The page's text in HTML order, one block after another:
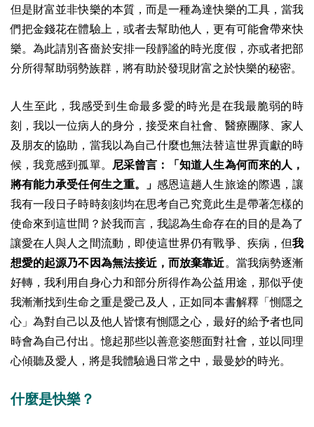
但是財富並非快樂的本質，而是一種為達快樂的工具，當我
們把金錢花在體驗上，或者去幫助他人，更有可能會帶來快
樂。為此請別吝嗇於安排一段靜謐的時光度假，亦或者把部
分所得幫助弱勢族群，將有助於發現財富之於快樂的秘密。
人生至此，我感受到生命最多愛的時光是在我最脆弱的時
刻，我以一位病人的身分，接受來自社會、醫療團隊、家人
及朋友的協助，當我以為自己什麼也無法替這世界貢獻的時
候，我竟感到孤單。
尼采曾言：「知道人生為何而來的人，
將有能力承受任何生之重。」感恩這趟人生旅途的際遇，讓
我有一段日子時時刻刻均在思考自己究竟此生是帶著怎樣的
使命來到這世間？於我而言，我認為生命存在的目的是為了
讓愛在人與人之間流動，即使這世界仍有戰爭、疾病，但我
想愛的起源乃不因為無法接近，而放棄靠近。當我病勢逐漸
好轉，我利用自身心力和部分所得作為公益用途，那似乎使
我漸漸找到生命之重是愛己及人，正如同本書解釋「惻隱之
心」為對自己以及他人皆懷有惻隱之心，最好的給予者也同
時會為自己付出。憶起那些以善意姿態面對社會，並以同理
心傾聽及愛人，將是我體驗過日常之中，最曼妙的時光。
什麼是快樂？